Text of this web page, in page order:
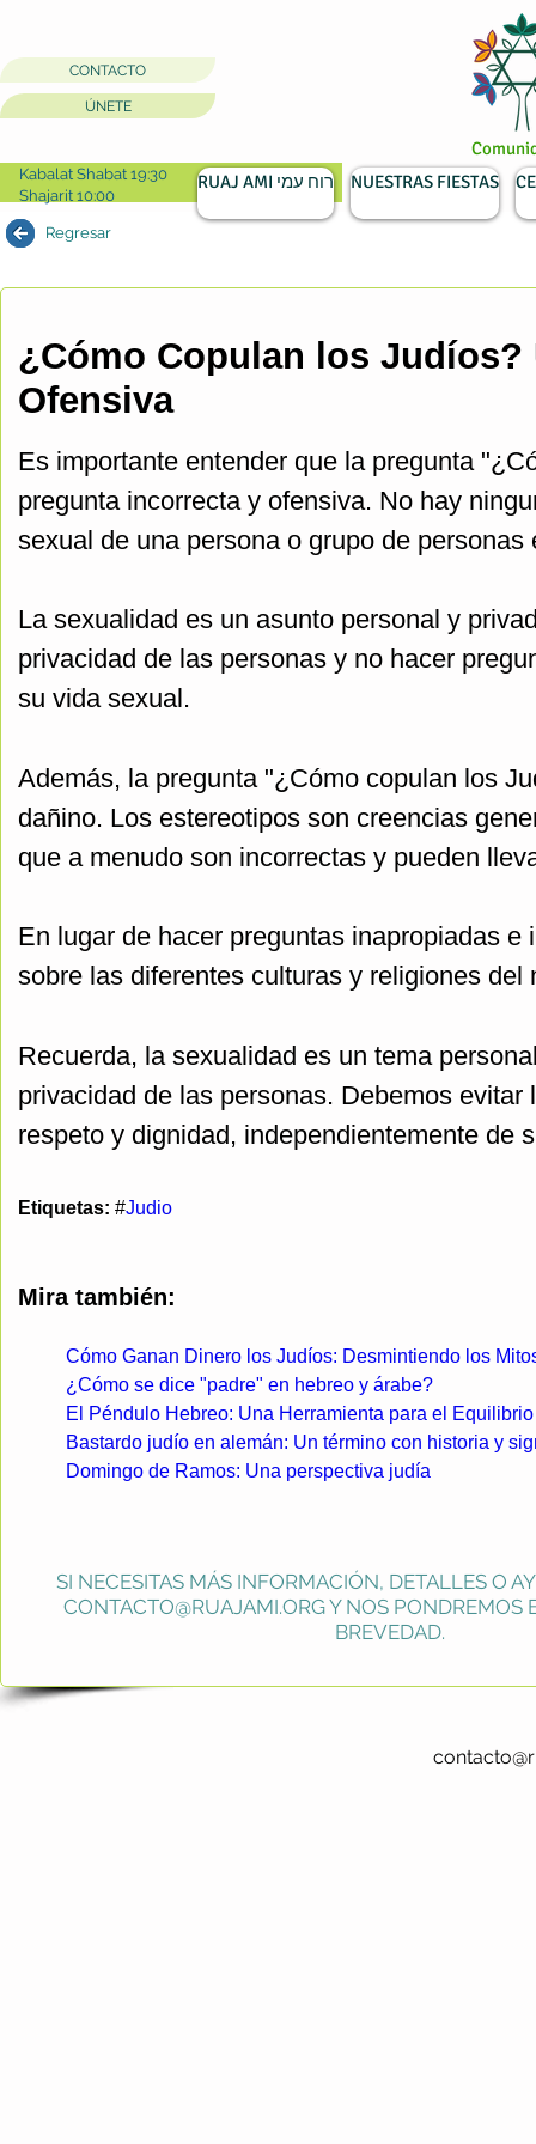
CONTACTO
ÚNETE
Kabalat Shabat 19:30
Shajarit 10:00
Regresar
¿Cómo Copulan los
Ofensiva
Es importante entender que la pregunta
pregunta incorrecta y ofensiva. No hay
sexual de una persona o grupo de
La sexualidad es un asunto personal y
privacidad de las personas y no hacer
su vida sexual.
Además, la pregunta "¿Cómo copulan los
dañino. Los estereotipos son creencias
que a menudo son incorrectas y pueden
En lugar de hacer preguntas inapropiadas
sobre las diferentes culturas y religiones
Recuerda, la sexualidad es un tema
privacidad de las personas. Debemos
respeto y dignidad, independientemente de
Etiquetas: #Judio
Mira también:
Cómo Ganan Dinero los Judíos: Desmintiendo los
¿Cómo se dice "padre" en hebreo y árabe?
El Péndulo Hebreo: Una Herramienta para el
Bastardo judío en alemán: Un término con historia y
Domingo de Ramos: Una perspectiva judía
SI NECESITAS MÁS INFORMACIÓN, DETALLES O
CONTACTO@RUAJAMI.ORGY NOS PONDREMOS
BREVEDAD.
RUAJ AMI רוח עמי NUESTRAS FIESTAS